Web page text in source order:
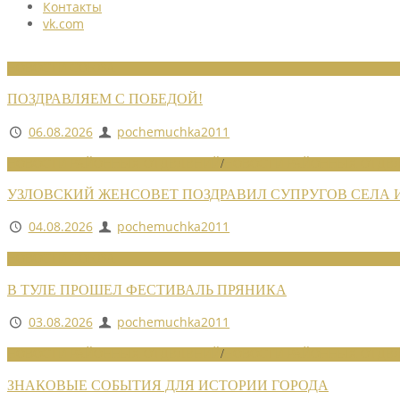
Контакты
vk.com
ПОЗДРАВЛЯЕМ С ПОБЕДОЙ!
06.08.2026
pochemuchka2011
/
УЗЛОВСКИЙ ЖЕНСОВЕТ ПОЗДРАВИЛ СУПРУГОВ СЕЛА
04.08.2026
pochemuchka2011
В ТУЛЕ ПРОШЕЛ ФЕСТИВАЛЬ ПРЯНИКА
03.08.2026
pochemuchka2011
/
ЗНАКОВЫЕ СОБЫТИЯ ДЛЯ ИСТОРИИ ГОРОДА